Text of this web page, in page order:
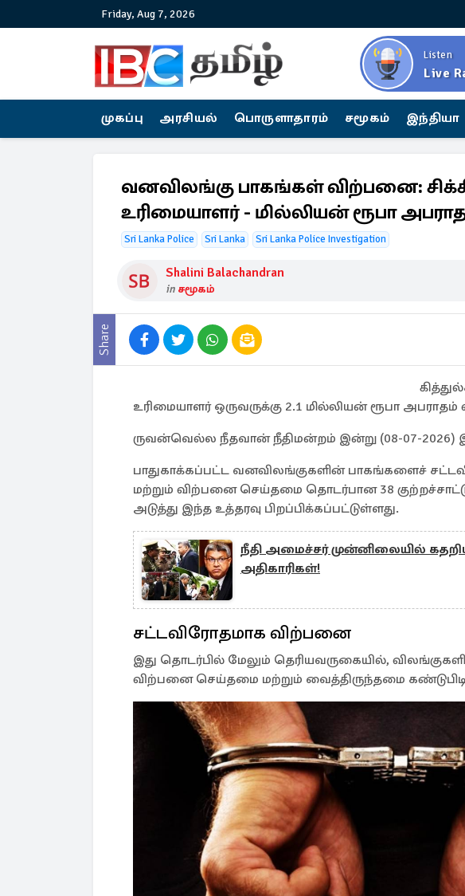
Friday, Aug 7, 2026
Listen
Live
முகப்பு அரசியல் பொருளாதாரம் சமூகம் இந்தியா
வனவிலங்கு பாகங்கள் விற்பனை:
உரிமையாளர் - மில்லியன் ரூபா
Sri Lanka Police Sri Lanka Sri Lanka Police Investigation
Shalini Balachandran
in சமூகம்
Share
உரிமையாளர் ஒருவருக்கு 2.1 மில்லியன் ரூபா அபராதம்
ருவன்வெல்ல நீதவான் நீதிமன்றம் இன்று (08-07-2026)
பாதுகாக்கப்பட்ட வனவிலங்குகளின் பாகங்களைச்
மற்றும் விற்பனை செய்தமை தொடர்பான 38
அடுத்து இந்த உத்தரவு பிறப்பிக்கப்பட்டுள்ளது.
நீதி அமைச்சர் முன்னிலையில்
அதிகாரிகள்!
சட்டவிரோதமாக விற்பனை
இது தொடர்பில் மேலும் தெரியவருகையில்,
விற்பனை செய்தமை மற்றும் வைத்திருந்தமை